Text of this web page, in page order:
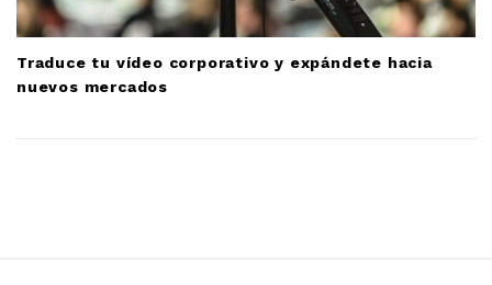
Traduce tu vídeo corporativo y expándete hacia
nuevos mercados